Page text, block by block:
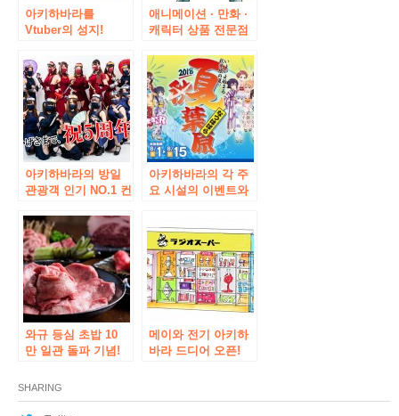
아키하바라를
Vtuber의 성지!
키즈나아이과 총 14
명의 Vtuber가 공식
적으로 팀을 결성 한
‘가을 페스티벌 2018
가을」개최 결정! 아
키하바라 가상 관광
대사 “키즈나아
이”취임도!
애니메이션 · 만화 ·
캐릭터 상품 전문점
마」와 「애니메이
트 아키하바라」가
이번 봄 리뉴얼 오픈!
한정 상품 등 오픈 기
념 캠페인도 실시 예
정
아키하바라의 방일
관광객 인기 NO.1 컨
不忍 카페’가 갑옷 체
험 매장 ‘小寅亭 “고
3 월부터 코라 보 이
벤트 개최
아키하바라의 각 주
요 시설의 이벤트와
이션과 콜라보레이
션하는 여름 이벤트
PR 기획 「여름 葉
原 2018 “개최!
와규 등심 초밥 10
만 일관 돌파 기념!
심 초밥 뷔페 코스가
3,980 엔! “불고기 일
메이와 전기 아키하
바라 드디어 오픈!
SHARING